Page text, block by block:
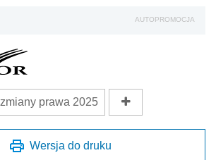
AUTOPROMOCJA
zmiany prawa 2025
Wersja do druku